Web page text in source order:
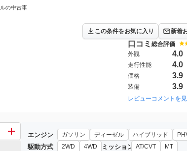
の中古車
この条件をお気に入り 新着
1999年1月~2005年9月（1
口コミ 総合評価
外観 4.0
走行性能 4.0
価格 3.9
装備 3.9
レビューコメントを
エンジン ガソリン ディーゼル ハイブリッド
駆動方式 2WD 4WD ミッション AT/CVT MT